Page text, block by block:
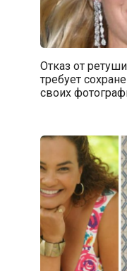
Отказ от
требует
своих